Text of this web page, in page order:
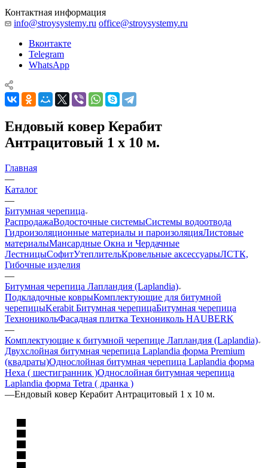
Контактная информация
info@stroysystemy.ru office@stroysystemy.ru
Вконтакте
Telegram
WhatsApp
Ендовый ковер Керабит
Антрацитовый 1 x 10 м.
Главная
—
Каталог
—
Битумная черепица
РаспродажаВодосточные системыСистемы водоотвода
Гидроизоляционные материалы и пароизоляцияЛистовые
материалыМансардные Окна и Чердачные
ЛестницыСофитУтеплительКровельные аксессуарыЛСТК,
Гибочные изделия
—
Битумная черепица Лапландия (Laplandia)
Подкладочные коврыКомплектующие для битумной
черепицыKerabit Битумная черепицаБитумная черепица
ТехноникольФасадная плитка Технониколь HAUBERK
—
Комплектующие к битумной черепице Лапландия (Laplandia)
Двухслойная битумная черепица Laplandia форма Premium
(квадраты)Однослойная битумная черепица Laplandia форма
Hexa ( шестигранник )Однослойная битумная черепица
Laplandia форма Tetra ( дранка )
—Ендовый ковер Керабит Антрацитовый 1 x 10 м.